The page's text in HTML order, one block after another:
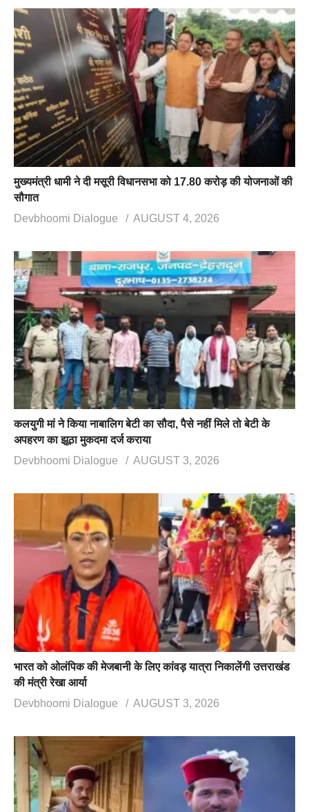
मुख्यमंत्री धामी ने दी मसूरी विधानसभा को 17.80 करोड़ की योजनाओं की
सौगात
Devbhoomi Dialogue
AUGUST 4, 2026
कलयुगी मां ने किया नाबालिग बेटी का सौदा, पैसे नहीं मिले तो बेटी के
अपहरण का झूठा मुकदमा दर्ज कराया
Devbhoomi Dialogue
AUGUST 3, 2026
भारत को ओलंपिक की मेजबानी के लिए कांवड़ यात्रा निकालेंगी उत्तराखंड
की मंत्री रेखा आर्या
Devbhoomi Dialogue
AUGUST 3, 2026